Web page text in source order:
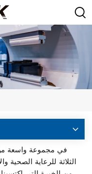
الثلاثة للرعاية الصحية